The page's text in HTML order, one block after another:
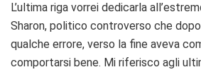
L’ultima riga vorrei dedicarla
Sharon, politico controverso che
qualche errore, verso la fine aveva
comportarsi bene. Mi riferisco agli